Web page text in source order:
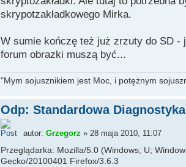
skrypotzakładkowego Mirka.
W sumie kończę też już zrzuty do SD -
forum obrazki muszą być...
"Mym sojusznikiem jest Moc, i potężnym
Odp: Standardowa
autor: Grzegorz » 28 maja 2010, 11:07
Przeglądarka: Mozilla/5.0 (Windows; U;
Gecko/20100401 Firefox/3.6.3